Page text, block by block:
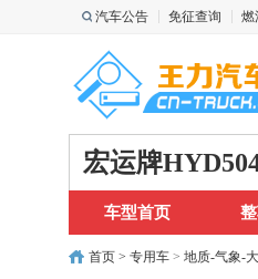
汽车公告 免征查询 燃
宏运牌
车型首页
首页 > 专用车 > 地质-气象-